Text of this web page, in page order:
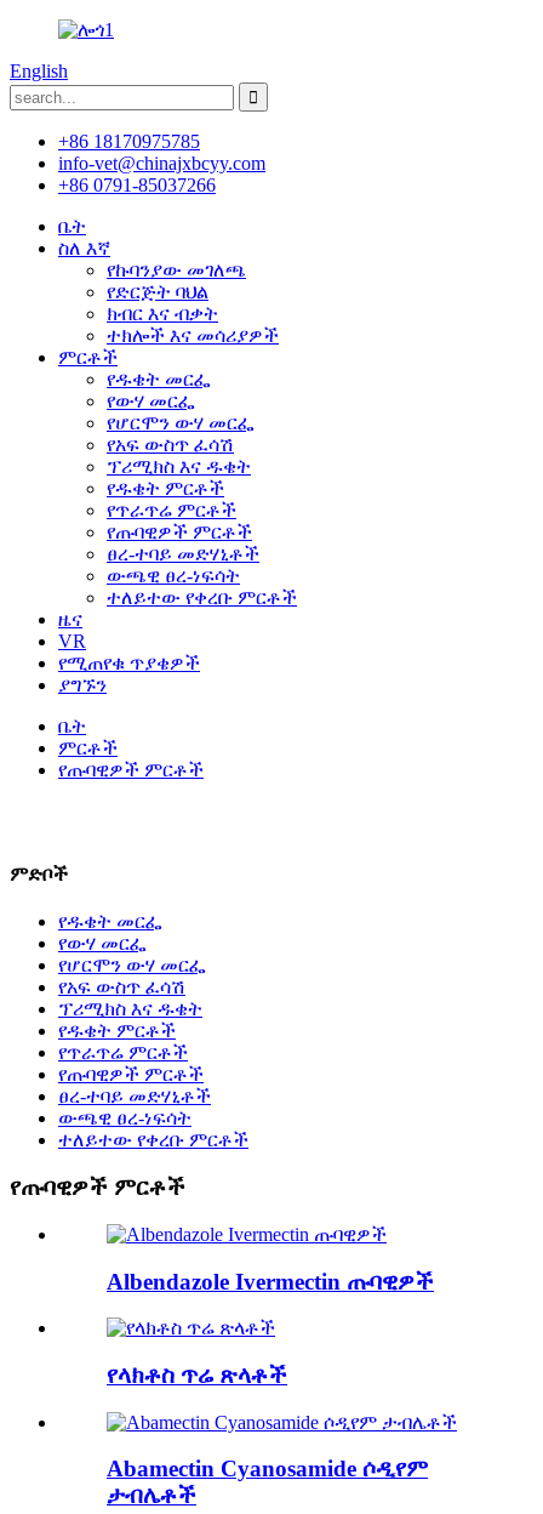
English
+86 18170975785
info-vet@chinajxbcyy.com
+86 0791-85037266
ቤት
ስለ እኛ
የኩባንያው መገለጫ
የድርጅት ባህል
ክብር እና ብቃት
ተክሎች እና መሳሪያዎች
ምርቶች
የዱቄት መርፌ
የውሃ መርፌ
የሆርሞን ውሃ መርፌ
የአፍ ውስጥ ፈሳሽ
ፕሪሚክስ እና ዱቄት
የዱቄት ምርቶች
የጥራጥሬ ምርቶች
የጡባዊዎች ምርቶች
ፀረ-ተባይ መድሃኒቶች
ውጫዊ ፀረ-ነፍሳት
ተለይተው የቀረቡ ምርቶች
ዜና
VR
የሚጠየቁ ጥያቄዎች
ያግኙን
ቤት
ምርቶች
የጡባዊዎች ምርቶች
ምድቦች
የዱቄት መርፌ
የውሃ መርፌ
የሆርሞን ውሃ መርፌ
የአፍ ውስጥ ፈሳሽ
ፕሪሚክስ እና ዱቄት
የዱቄት ምርቶች
የጥራጥሬ ምርቶች
የጡባዊዎች ምርቶች
ፀረ-ተባይ መድሃኒቶች
ውጫዊ ፀረ-ነፍሳት
ተለይተው የቀረቡ ምርቶች
የጡባዊዎች ምርቶች
Albendazole Ivermectin ጡባዊዎች
የላክቶስ ጥሬ ጽላቶች
Abamectin Cyanosamide ሶዲየም
ታብሌቶች